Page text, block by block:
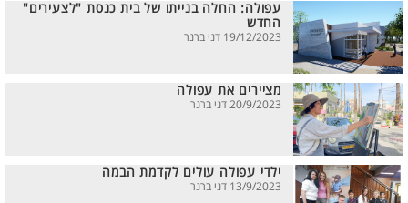
עפולה: החלה בנייתו של בית כנסת "לצעירים"
החדש
19/12/2023 דני ברנר
מציירים את עפולה
20/9/2023 דני ברנר
ילדי עפולה עולים לקדמת הבמה
13/9/2023 דני ברנר